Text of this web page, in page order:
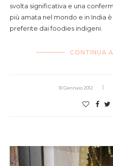
svolta significativa e una
più amata nel mondo e in India
preferite dai foodies indigeni.
CONTINUA
10 Gennaio 2012